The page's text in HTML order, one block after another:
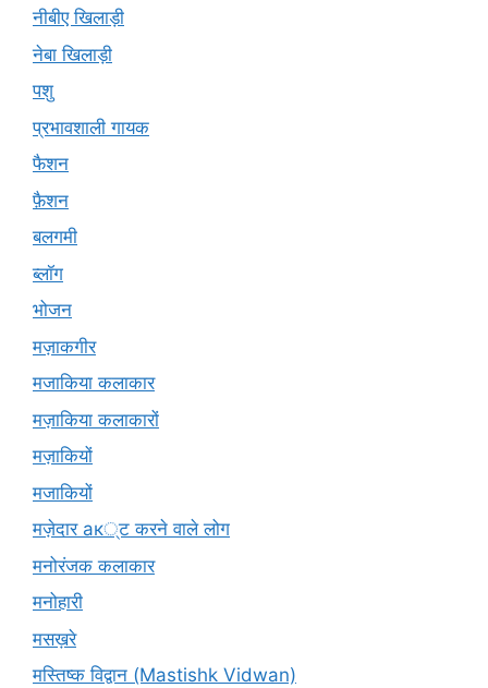
नीबीए खिलाड़ी
नेबा खिलाड़ी
पशु
प्रभावशाली गायक
फैशन
फ़ैशन
बलगमी
ब्लॉग
भोजन
मज़ाकगीर
मजाकिया कलाकार
मज़ाकिया कलाकारों
मज़ाकियों
मजाकियों
मज़ेदार ак्ट करने वाले लोग
मनोरंजक कलाकार
मनोहारी
मसख़रे
मस्तिष्क विद्वान (Mastishk Vidwan)